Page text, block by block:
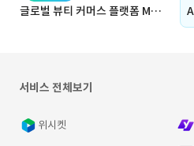
글로벌 뷰티 커머스 플랫폼 Makestep (뷰티, 글로벌, 대시보드, 쇼핑몰 , 커머스, ERP, 홈페이지, 개발사, 웹디자인, 앱디자인, 어드민, 관리자)
서비스 전체보기
위시켓